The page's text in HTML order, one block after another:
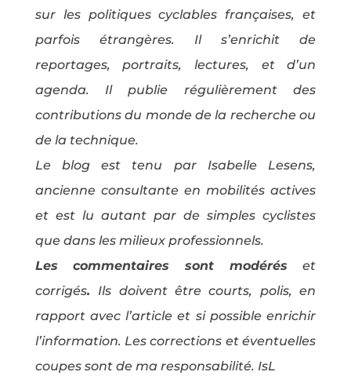
sur les politiques cyclables françaises, et
parfois étrangères. Il s’enrichit de
reportages, portraits, lectures, et d’un
agenda. Il publie régulièrement des
contributions du monde de la recherche ou
de la technique.
Le blog est tenu par Isabelle Lesens,
ancienne consultante en mobilités actives
et est lu autant par de simples cyclistes
que dans les milieux professionnels.
Les commentaires sont modéréset
corrigés. Ils doivent être courts, polis, en
rapport avec l’article et si possible enrichir
l’information. Les corrections et éventuelles
coupes sont de ma responsabilité. IsL